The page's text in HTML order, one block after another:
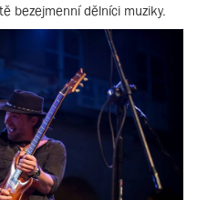
bezejmenní dělníci muziky.